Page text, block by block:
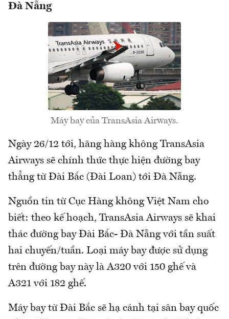
Đà Nẵng
Máy bay của TransAsia Airways.
Ngày 26/12 tới, hãng hàng không TransAsia
Airways sẽ chính thức thực hiện đường bay
thẳng từ Đài Bắc (Đài Loan) tới Đà Nẵng.
Nguồn tin từ Cục Hàng không Việt Nam cho
biết: theo kế hoạch, TransAsia Airways sẽ khai
thác đường bay Đài Bắc- Đà Nẵng với tần suất
hai chuyến/tuần. Loại máy bay được sử dụng
trên đường bay này là A320 với 150 ghế và
A321 với 182 ghế.
Máy bay từ Đài Bắc sẽ hạ cánh tại sân bay quốc